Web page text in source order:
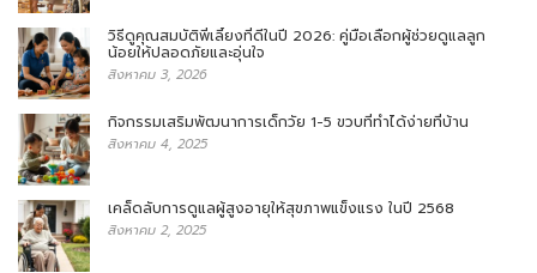
วิธีดูคุณสมบัติพี่เลี้ยงที่ดีในปี 2026: คู่มือเลือกผู้ช่วยดูแลลูก
น้อยให้ปลอดภัยและอุ่นใจ
สิงหาคม 3, 2026
กิจกรรมเสริมพัฒนาการเด็กวัย 1-5 ขวบที่ทำได้ง่ายที่บ้าน
สิงหาคม 4, 2025
เคล็ดลับการดูแลผู้สูงอายุให้สุขภาพแข็งแรง ในปี 2568
สิงหาคม 2, 2025